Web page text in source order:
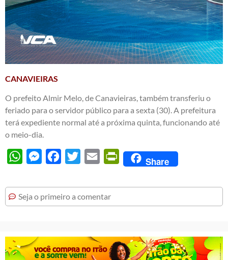
CANAVIEIRAS
O prefeito Almir Melo, de Canavieiras, também transferiu o
feriado para o servidor público para a sexta (30). A prefeitura
terá expediente normal até a próxima quinta, funcionando até
o meio-dia.
WhatsAppMessengerFacebook
Twitter Email PrintFriendly
Share
Seja o primeiro a comentar